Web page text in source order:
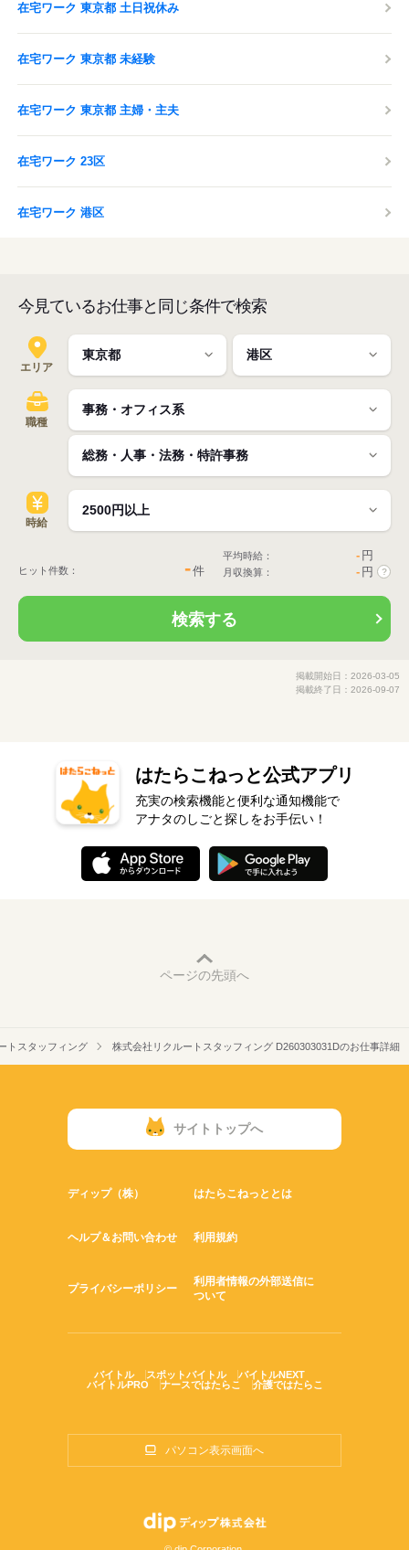
在宅ワーク 東京都 土日祝休み
在宅ワーク 東京都 未経験
在宅ワーク 東京都 主婦・主夫
在宅ワーク 23区
在宅ワーク 港区
今見ているお仕事と同じ条件で検索
エリア
職種
時給
ヒット件数： -件
平均時給： - 円
月収換算： - 円 ?
検索する
掲載開始日：2026-03-05
掲載終了日：2026-09-07
はたらこねっと公式アプリ
充実の検索機能と便利な通知機能で
アナタのしごと探しをお手伝い！
ページの先頭へ
トスタッフィング 株式会社リクルートスタッフィング D260303031Dのお仕事詳細
サイトトップへ
ディップ（株） はたらこねっととは
ヘルプ＆お問い合わせ 利用規約
プライバシーポリシー
利用者情報の外部送信に
ついて
バイトル スポットバイトル
バイトルNEXT
バイトルPRO
ナースではたらこ 介護ではたらこ
パソコン表示画面へ